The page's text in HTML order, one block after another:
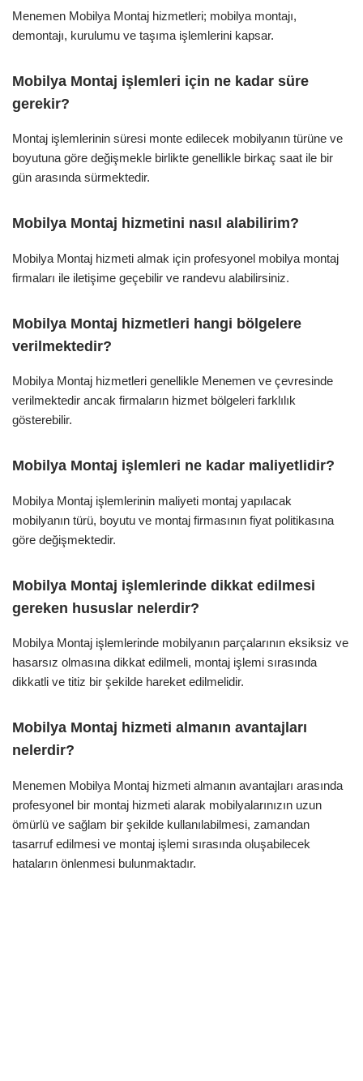
Menemen Mobilya Montaj hizmetleri; mobilya montajı,
demontajı, kurulumu ve taşıma işlemlerini kapsar.
Mobilya Montaj işlemleri için ne kadar süre
gerekir?
Montaj işlemlerinin süresi monte edilecek mobilyanın türüne ve
boyutuna göre değişmekle birlikte genellikle birkaç saat ile bir
gün arasında sürmektedir.
Mobilya Montaj hizmetini nasıl alabilirim?
Mobilya Montaj hizmeti almak için profesyonel mobilya montaj
firmaları ile iletişime geçebilir ve randevu alabilirsiniz.
Mobilya Montaj hizmetleri hangi bölgelere
verilmektedir?
Mobilya Montaj hizmetleri genellikle Menemen ve çevresinde
verilmektedir ancak firmaların hizmet bölgeleri farklılık
gösterebilir.
Mobilya Montaj işlemleri ne kadar maliyetlidir?
Mobilya Montaj işlemlerinin maliyeti montaj yapılacak
mobilyanın türü, boyutu ve montaj firmasının fiyat politikasına
göre değişmektedir.
Mobilya Montaj işlemlerinde dikkat edilmesi
gereken hususlar nelerdir?
Mobilya Montaj işlemlerinde mobilyanın parçalarının eksiksiz ve
hasarsız olmasına dikkat edilmeli, montaj işlemi sırasında
dikkatli ve titiz bir şekilde hareket edilmelidir.
Mobilya Montaj hizmeti almanın avantajları
nelerdir?
Menemen Mobilya Montaj hizmeti almanın avantajları arasında
profesyonel bir montaj hizmeti alarak mobilyalarınızın uzun
ömürlü ve sağlam bir şekilde kullanılabilmesi, zamandan
tasarruf edilmesi ve montaj işlemi sırasında oluşabilecek
hataların önlenmesi bulunmaktadır.